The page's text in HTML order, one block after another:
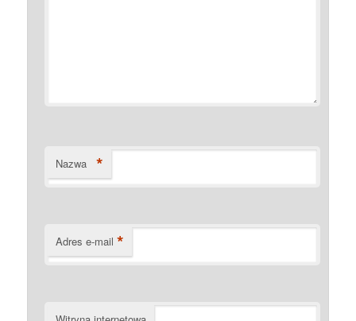
Nazwa *
Adres e-mail *